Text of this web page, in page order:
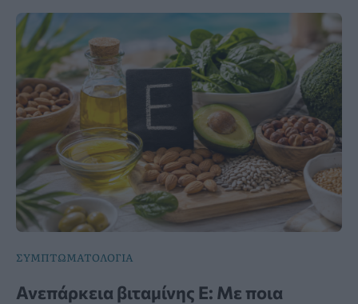
ΣΥΜΠΤΩΜΑΤΟΛΟΓΙΑ
Ανεπάρκεια βιταμίνης Ε: Με ποια